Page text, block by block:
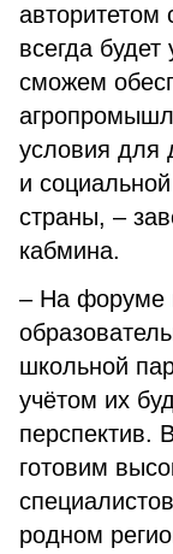
авторитетом
всегда
сможем
условия для
и
страны, –
кабмина.
– На форуме
школьной
учётом их
перспектив.
готовим
родном